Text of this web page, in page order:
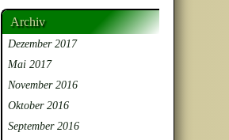
Archiv
Dezember 2017
Mai 2017
November 2016
Oktober 2016
September 2016